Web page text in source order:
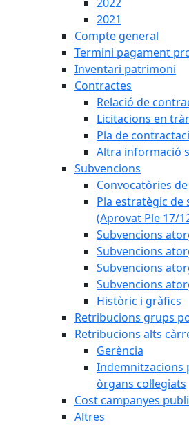
2021
Compte general
Termini pagament
Inventari patrimoni
Contractes
Relació de
Licitacions en
Pla de
Altra informació
Subvencions
Convocatòries
Pla estratègic de
(Aprovat Ple 17/
Subvencions
Subvencions
Subvencions
Subvencions
Històric i gràfics
Retribucions grups
Retribucions alts
Gerència
Indemnitzacions
òrgans col·legiats
Cost campanyes
Altres